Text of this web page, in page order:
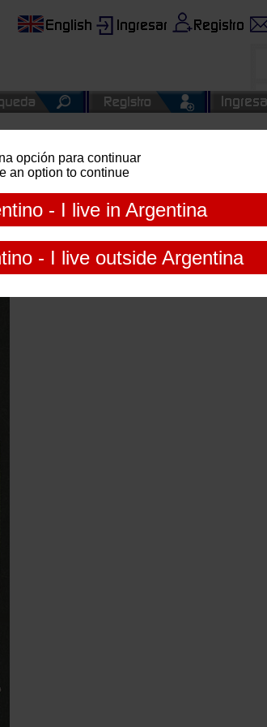
opción para continuar
an option to continue
- I live in Argentina
- I live outside Argentina
Yvert superior a Euros 290, baja base!